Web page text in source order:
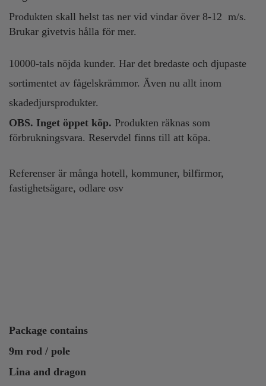
Produkten skall helst tas ner vid vindar över 8-12 m/s.
Brukar givetvis hålla för mer.
10000-tals nöjda kunder. Har det bredaste och djupaste
sortimentet av fågelskrämmor. Även nu allt inom
skadedjursprodukter.
OBS. Inget öppet köp. Produkten räknas som
förbrukningsvara. Reservdel finns till att köpa.
Referenser är många hotell, kommuner, bilfirmor,
fastighetsägare, odlare osv
Package contains
9m rod / pole
Lina and dragon